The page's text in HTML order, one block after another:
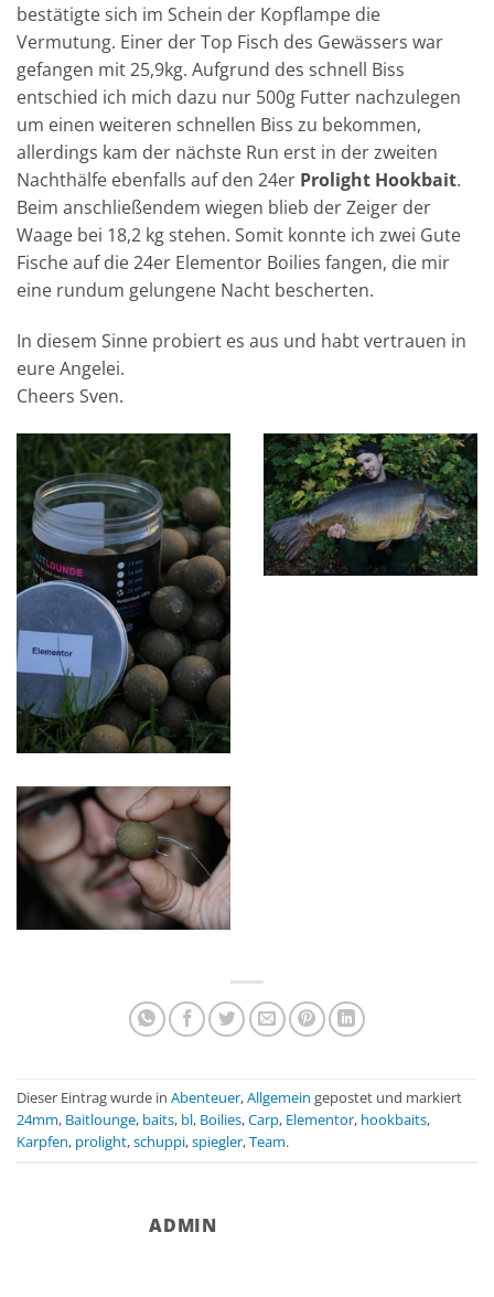
bestätigte sich im Schein der Kopflampe die
Vermutung. Einer der Top Fisch des Gewässers war
gefangen mit 25,9kg. Aufgrund des schnell Biss
entschied ich mich dazu nur 500g Futter nachzulegen
um einen weiteren schnellen Biss zu bekommen,
allerdings kam der nächste Run erst in der zweiten
Nachthälfe ebenfalls auf den 24er Prolight Hookbait.
Beim anschließendem wiegen blieb der Zeiger der
Waage bei 18,2 kg stehen. Somit konnte ich zwei Gute
Fische auf die 24er Elementor Boilies fangen, die mir
eine rundum gelungene Nacht bescherten.
In diesem Sinne probiert es aus und habt vertrauen in
eure Angelei.
Cheers Sven.
Dieser Eintrag wurde in Abenteuer,Allgemein gepostet und markiert
24mm, Baitlounge, baits, bl, Boilies,Carp, Elementor, hookbaits,
Karpfen, prolight,schuppi,spiegler,Team.
ADMIN